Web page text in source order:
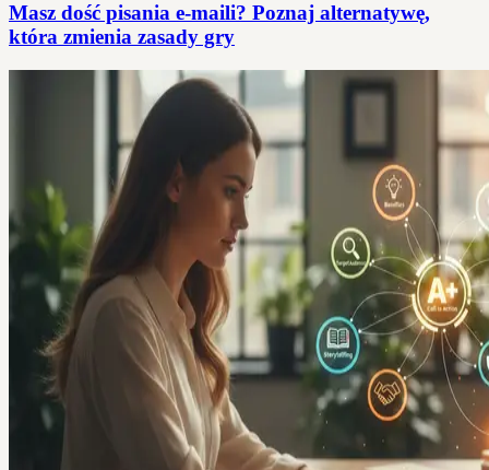
Masz dość pisania e-maili? Poznaj alternatywę,
która zmienia zasady gry